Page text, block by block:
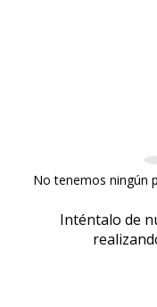
No tenemos ningún
Inténtalo de